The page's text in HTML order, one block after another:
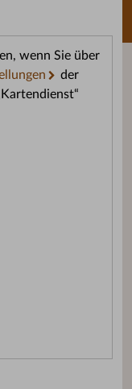
wenn Sie über
der